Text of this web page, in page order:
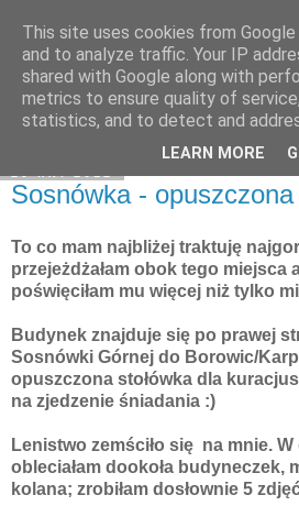
Moje miejsce
Sosnówka - opuszczona
To co mam najbliżej traktuję
przejeżdżałam obok tego miejsca
poświęciłam mu więcej niż tylko
Budynek znajduje się po prawej
Sosnówki Górnej do Borowic/
opuszczona stołówka dla
na zjedzenie śniadania :)
Lenistwo zemściło się na mnie.
obleciałam dookoła budyneczek,
kolana; zrobiłam dosłownie 5
This site uses cookies from
and to analyze traffic. Your IP
shared with Google along with
metrics to ensure quality of
statistics, and to detect and
LEARN MORE